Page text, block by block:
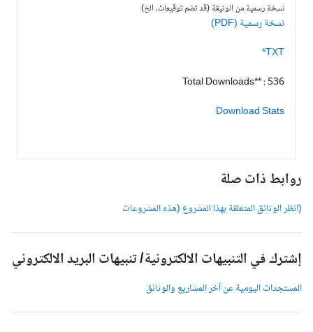
نسخة رسمية من الوثيقة (قد تضم توقيعات، الخ)
نسخة رسمية (PDF)
TXT*
Total Downloads** : 536
Download Stats
روابط ذات صلة
(انظر الوثائق المتعلقة بهذا المشروع (هذه المشروعات
إشترك في التنبيهات الالكترونية/ تنبيهات البريد الالكتروني
المستجدات اليومية عن آخر المشاريع والوثائق